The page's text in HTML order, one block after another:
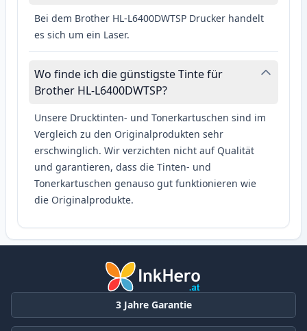
Bei dem Brother HL-L6400DWTSP Drucker handelt
es sich um ein Laser.
Wo finde ich die günstigste Tinte für
Brother HL-L6400DWTSP?
Unsere Drucktinten- und Tonerkartuschen sind im
Vergleich zu den Originalprodukten sehr
erschwinglich. Wir verzichten nicht auf Qualität
und garantieren, dass die Tinten- und
Tonerkartuschen genauso gut funktionieren wie
die Originalprodukte.
3 Jahre Garantie